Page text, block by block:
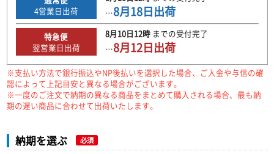
4営業日出荷
…8月18日出荷
特急便
翌営業日出荷
8月10日12時までの受付完了
…8月12日出荷
※支払い方法で銀行振込やNP後払いを選択した場合、ご入金や与信の確
認によって上記目安と異なる場合がございます。
※一度のご注文で納期の異なる商品をまとめて購入される場合、最も納
期の遅い商品に合わせて出荷いたします。
納期を選ぶ 必須